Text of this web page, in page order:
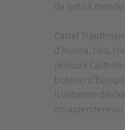
da tutto il mondo.
Castel
d’Austria, Sissi,
presso il Castello
botanici d’Europa.
Il visitatore dei
intraprendere un